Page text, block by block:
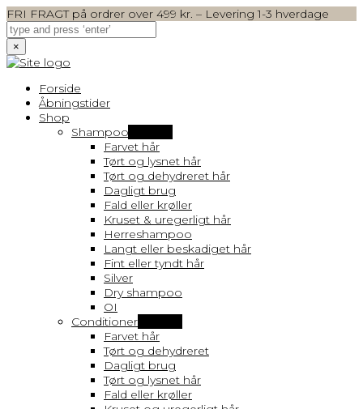
FRI FRAGT på ordrer over 499 kr. – Levering 1-3 hverdage
×
Forside
Åbningstider
Shop
Shampoo
Farvet hår
Tørt og lysnet hår
Tørt og dehydreret hår
Dagligt brug
Fald eller krøller
Kruset & uregerligt hår
Herreshampoo
Langt eller beskadiget hår
Fint eller tyndt hår
Silver
Dry shampoo
OI
Conditioner
Farvet hår
Tørt og dehydreret
Dagligt brug
Tørt og lysnet hår
Fald eller krøller